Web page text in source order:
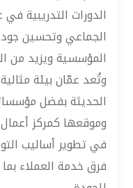
الدورات التدريبية
الجماعي وتحسين
المؤسسية ويزيد من
وتُعد عمّان بيئة
الحديثة بفضل
وموقعها كمركز
في تطوير أساليب
فرق خدمة العملاء